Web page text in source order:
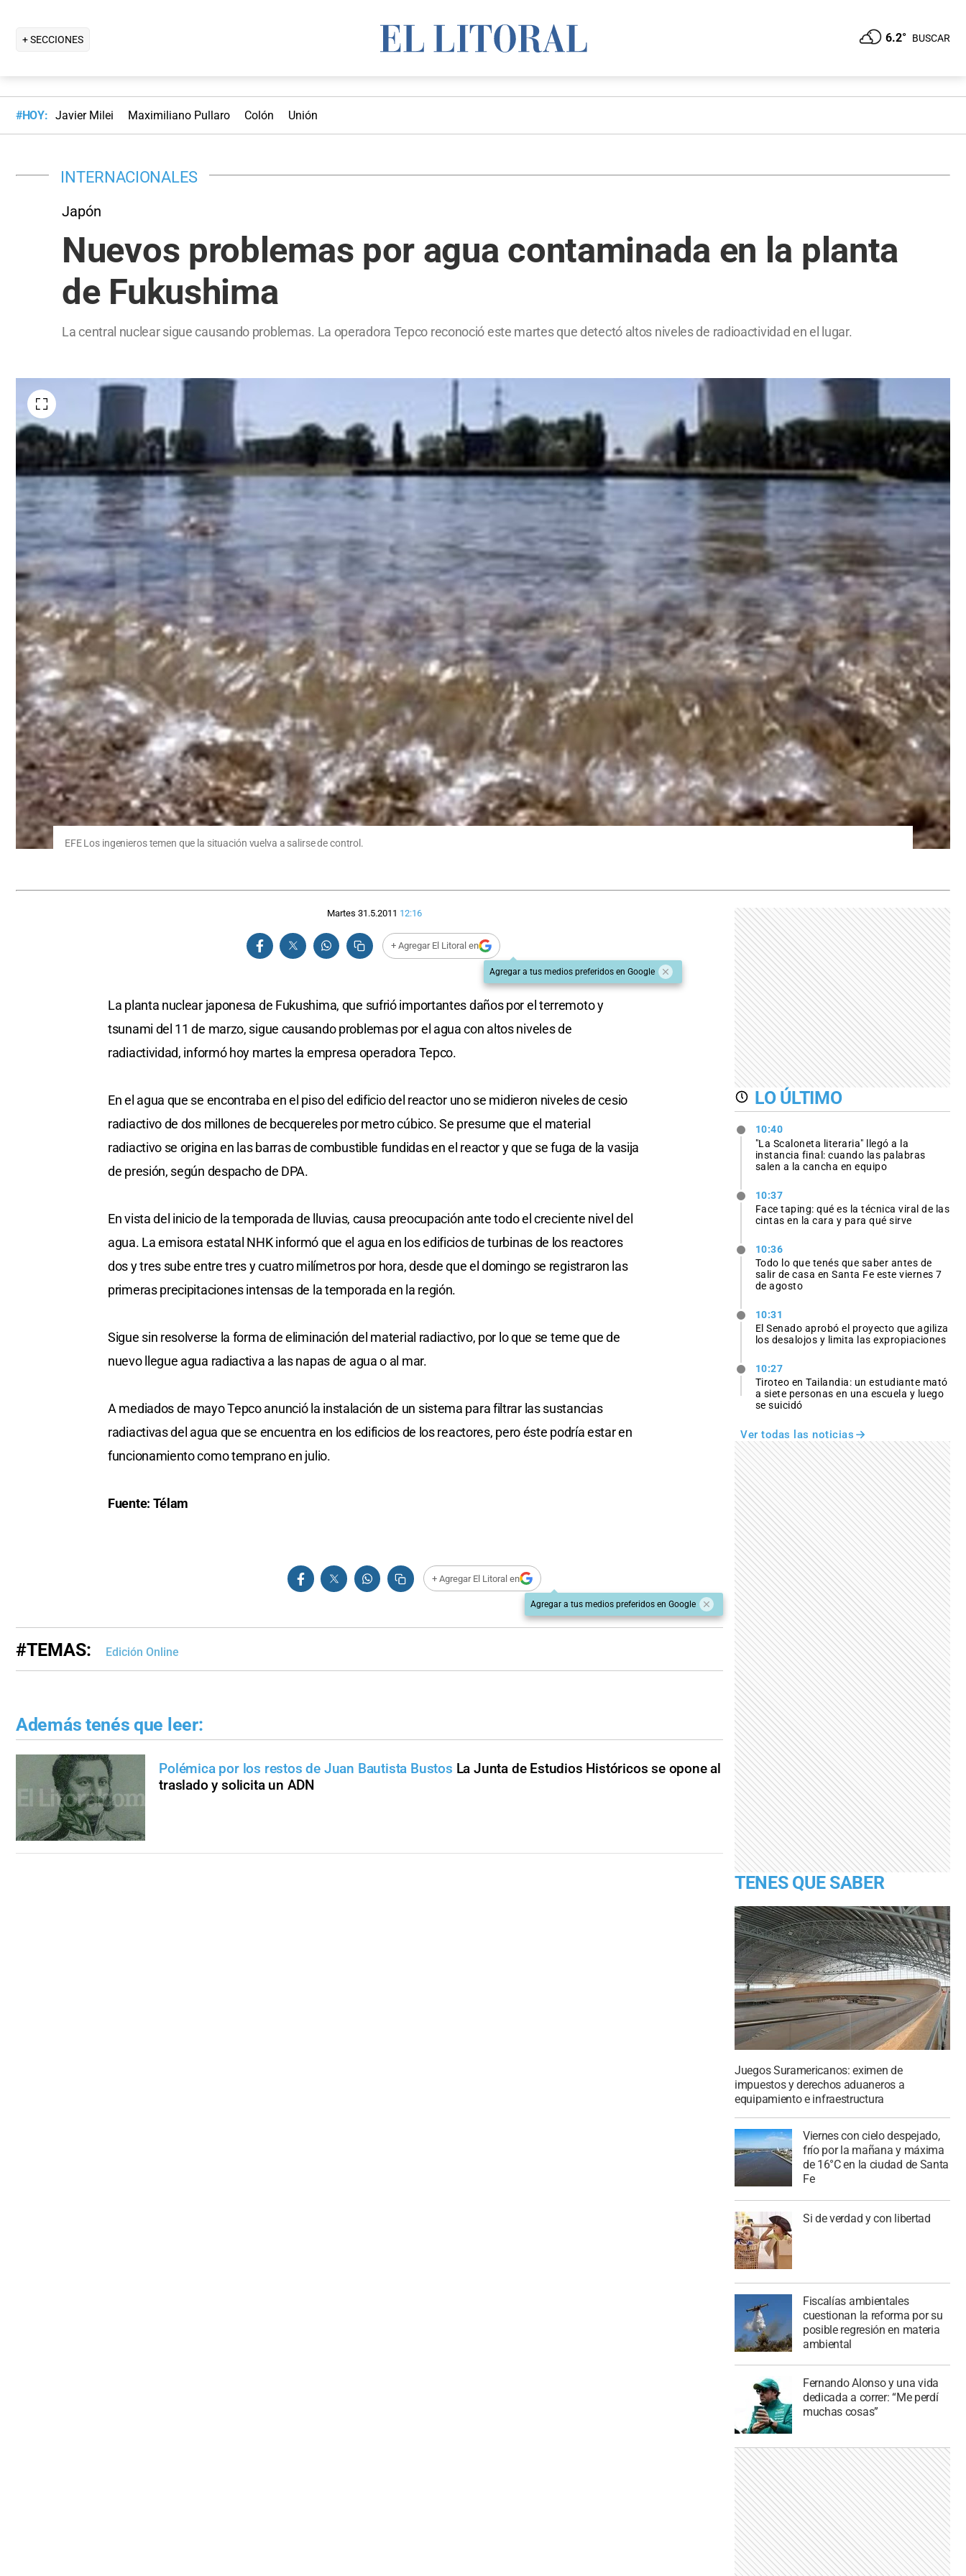
+ SECCIONES 6.2° BUSCAR
#HOY: Javier Milei Maximiliano Pullaro Colón Unión
INTERNACIONALES
Japón
Nuevos problemas por agua contaminada en la planta
de Fukushima
La central nuclear sigue causando problemas. La operadora Tepco reconoció este martes que detectó altos niveles de radioactividad en el lugar.
EFE Los ingenieros temen que la situación vuelva a salirse de control.
Martes 31.5.2011 12:16
+ Agregar El Litoral en
Agregar a tus medios preferidos en Google
La planta nuclear japonesa de Fukushima, que sufrió importantes daños por el terremoto y
tsunami del 11 de marzo, sigue causando problemas por el agua con altos niveles de
radiactividad, informó hoy martes la empresa operadora Tepco.
En el agua que se encontraba en el piso del edificio del reactor uno se midieron niveles de cesio
radiactivo de dos millones de becquereles por metro cúbico. Se presume que el material
radiactivo se origina en las barras de combustible fundidas en el reactor y que se fuga de la vasija
de presión, según despacho de DPA.
En vista del inicio de la temporada de lluvias, causa preocupación ante todo el creciente nivel del
agua. La emisora estatal NHK informó que el agua en los edificios de turbinas de los reactores
dos y tres sube entre tres y cuatro milímetros por hora, desde que el domingo se registraron las
primeras precipitaciones intensas de la temporada en la región.
Sigue sin resolverse la forma de eliminación del material radiactivo, por lo que se teme que de
nuevo llegue agua radiactiva a las napas de agua o al mar.
A mediados de mayo Tepco anunció la instalación de un sistema para filtrar las sustancias
radiactivas del agua que se encuentra en los edificios de los reactores, pero éste podría estar en
funcionamiento como temprano en julio.
Fuente: Télam
+ Agregar El Litoral en
Agregar a tus medios preferidos en Google
#TEMAS: Edición Online
Además tenés que leer:
Polémica por los restos de Juan Bautista Bustos La Junta de Estudios Históricos se opone al
traslado y solicita un ADN
LO ÚLTIMO
10:40
"La Scaloneta literaria" llegó a la
instancia final: cuando las palabras
salen a la cancha en equipo
10:37
Face taping: qué es la técnica viral de las
cintas en la cara y para qué sirve
10:36
Todo lo que tenés que saber antes de
salir de casa en Santa Fe este viernes 7
de agosto
10:31
El Senado aprobó el proyecto que agiliza
los desalojos y limita las expropiaciones
10:27
Tiroteo en Tailandia: un estudiante mató
a siete personas en una escuela y luego
se suicidó
Ver todas las noticias
TENES QUE SABER
Juegos Suramericanos: eximen de
impuestos y derechos aduaneros a
equipamiento e infraestructura
Viernes con cielo despejado,
frío por la mañana y máxima
de 16°C en la ciudad de Santa
Fe
Si de verdad y con libertad
Fiscalías ambientales
cuestionan la reforma por su
posible regresión en materia
ambiental
Fernando Alonso y una vida
dedicada a correr: “Me perdí
muchas cosas”